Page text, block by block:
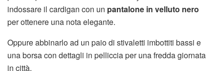
indossare il cardigan con un pantalone in velluto nero
per ottenere una nota elegante.
Oppure abbinarlo ad un paio di stivaletti imbottiti bassi e
una borsa con dettagli in pelliccia per una fredda giornata
in città.